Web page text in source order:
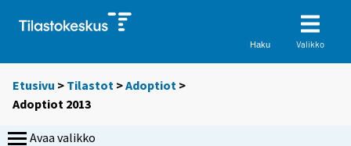
Haku Valikko
Etusivu > Tilastot >Adoptiot >
Adoptiot 2013
Avaa valikko